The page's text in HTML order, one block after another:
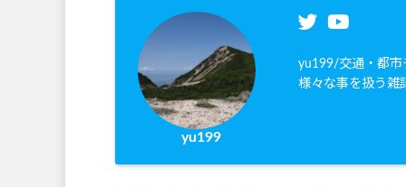
yu199
yu199/交通・都市
様々な事を扱う雑